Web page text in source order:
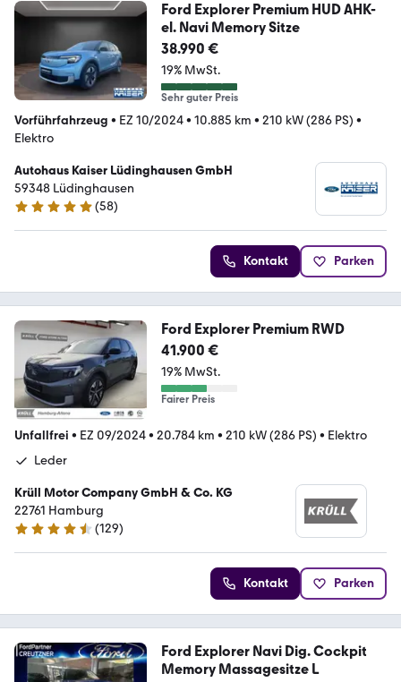
Ford Explorer Premium HUD AHK-
el. Navi Memory Sitze
38.990 €
19% MwSt.
Sehr guter Preis
Vorführfahrzeug • EZ 10/2024• 10.885 km • 210 kW (286 PS) •
Elektro
Autohaus Kaiser Lüdinghausen GmbH
59348 Lüdinghausen
5 Sterne
(58)
Kontakt Parken
Ford Explorer Premium RWD
41.900 €
19% MwSt.
Fairer Preis
Unfallfrei • EZ 09/2024• 20.784 km • 210 kW (286 PS) • Elektro
Leder
Krüll Motor Company GmbH & Co. KG
22761 Hamburg
4.6 Sterne
(129)
Kontakt Parken
Ford Explorer Navi Dig. Cockpit
Memory Massagesitze L